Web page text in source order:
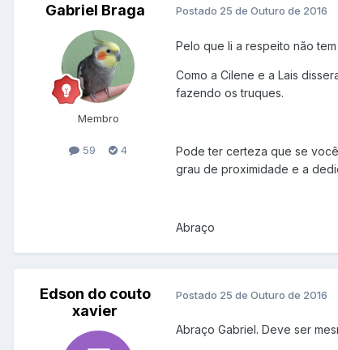
Gabriel Braga
Membro
59 4
Postado 25 de Outuro de 2016
Pelo que li a respeito não
Como a Cilene e a Lais
fazendo os truques.
Pode ter certeza que se
grau de proximidade e a
Abraço
Edson do couto
xavier
Postado 25 de Outuro de 2016
Abraço Gabriel. Deve ser